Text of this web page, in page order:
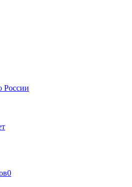
России
0